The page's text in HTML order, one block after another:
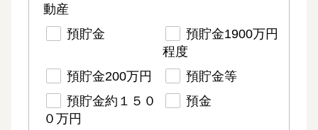
動産
預貯金
預貯金1900万円
程度
預貯金200万円
預貯金等
預貯金約１５０
０万円
預金